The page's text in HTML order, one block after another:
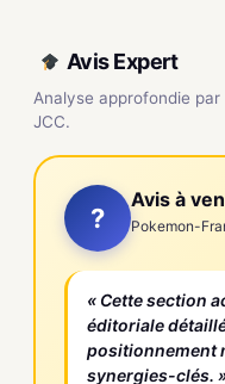
Avis Expert
Analyse approfondie
JCC.
?
Avis à
Pokemon-
« Cette section
éditoriale
positionnement
synergies-clés.